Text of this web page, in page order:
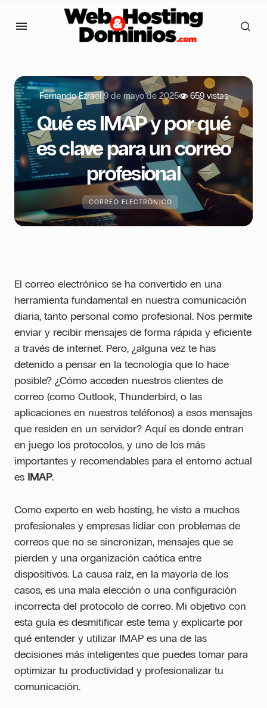
Fernando Ezrael 9 de mayo de 2025 659 vistas
Qué es IMAP y por qué
es clave para un correo
profesional
CORREO ELECTRÓNICO
El correo electrónico se ha convertido en una
herramienta fundamental en nuestra comunicación
diaria, tanto personal como profesional. Nos permite
enviar y recibir mensajes de forma rápida y eficiente
a través de internet. Pero, ¿alguna vez te has
detenido a pensar en la tecnología que lo hace
posible? ¿Cómo acceden nuestros clientes de
correo (como Outlook, Thunderbird, o las
aplicaciones en nuestros teléfonos) a esos mensajes
que residen en un servidor? Aquí es donde entran
en juego los protocolos, y uno de los más
importantes y recomendables para el entorno actual
es IMAP.
Como experto en web hosting, he visto a muchos
profesionales y empresas lidiar con problemas de
correos que no se sincronizan, mensajes que se
pierden y una organización caótica entre
dispositivos. La causa raíz, en la mayoría de los
casos, es una mala elección o una configuración
incorrecta del protocolo de correo. Mi objetivo con
esta guía es desmitificar este tema y explicarte por
qué entender y utilizar IMAP es una de las
decisiones más inteligentes que puedes tomar para
optimizar tu productividad y profesionalizar tu
comunicación.